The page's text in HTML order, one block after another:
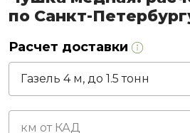
по Санкт-
Расчет доставки